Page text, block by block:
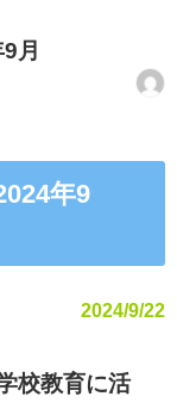
月
年9
2024/9/22
校教育に活